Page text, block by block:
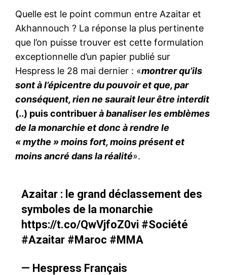
Quelle est le point commun entre Azaitar et
Akhannouch ? La réponse la plus pertinente
que l’on puisse trouver est cette formulation
exceptionnelle d’un papier publié sur
Hespress le 28 mai dernier : «montrer qu’ils
sont à l’épicentre du pouvoir et que, par
conséquent, rien ne saurait leur être interdit
(..) puis contribuerà banaliser les emblèmes
de la monarchie et donc à rendre le
« mythe » moins fort, moins présent et
moins ancré dans la réalité».
Azaitar : le grand déclassement des
symboles de la monarchie
https://t.co/QwVjfoZ0vi #Société
#Azaitar #Maroc #MMA
— Hespress Français